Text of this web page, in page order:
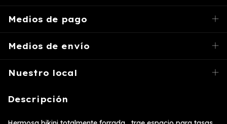
Medios de pago
Medios de envío
Nuestro local
Descripción